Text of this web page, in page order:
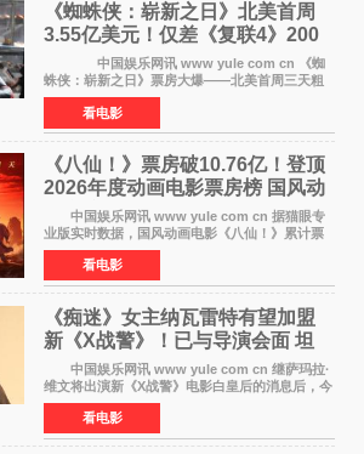
《蜘蛛侠：崭新之日》北美首周
3.55亿美元！仅差《复联4》200
万 影史第二全球开画
中国娱乐网讯 www yule com cn 《蜘
蛛侠：崭新之日》票房大爆——北美首周三天粗
报3 55亿美元，仅比影史最高北美开画《复仇者
联盟4：终局之战》的3 571亿美元少200万出头，
精报调整后仍
看电影
《八仙！》票房破10.76亿！登顶
2026年度动画电影票房榜 国风动
画逆袭暑期档
中国娱乐网讯 www yule com cn 据猫眼专
业版实时数据，国风动画电影《八仙！》累计票
房突破10 76亿元，超过《熊出没·年年有熊》，
暂列2026年度动画影片票房榜冠军。该片自暑期
档登陆院线以
看电影
《痴迷》女主纳瓦雷特有望加盟
新《X战警》！已与导演会面 坦
言“魔形女一直很酷”
中国娱乐网讯 www yule com cn 继萨玛拉·
维文将出演新《X战警》电影白皇后的消息后，今
年暑期档大热恐怖片《痴迷》女主角印达·纳瓦雷
特也有望加盟这部备受瞩目的漫威新作——目前
还处于有
看电影